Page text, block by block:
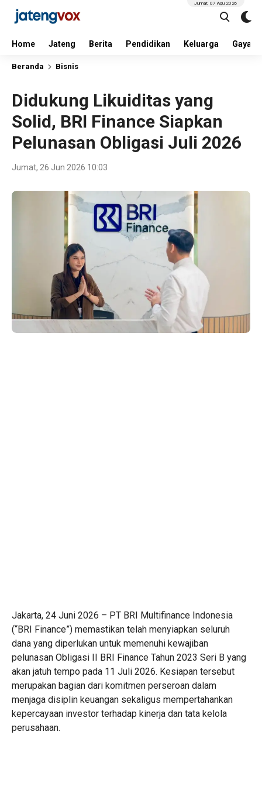
Home Jateng Berita Pendidikan Keluarga Gaya
Jumat, 07 Agu 2026
Beranda Bisnis
Didukung Likuiditas yang
Solid, BRI Finance Siapkan
Pelunasan Obligasi Juli 2026
Jumat, 26 Jun 2026 10:03
Jakarta, 24 Juni 2026 – PT BRI Multifinance Indonesia
(“BRI Finance”) memastikan telah menyiapkan seluruh
dana yang diperlukan untuk memenuhi kewajiban
pelunasan Obligasi II BRI Finance Tahun 2023 Seri B yang
akan jatuh tempo pada 11 Juli 2026. Kesiapan tersebut
merupakan bagian dari komitmen perseroan dalam
menjaga disiplin keuangan sekaligus mempertahankan
kepercayaan investor terhadap kinerja dan tata kelola
perusahaan.